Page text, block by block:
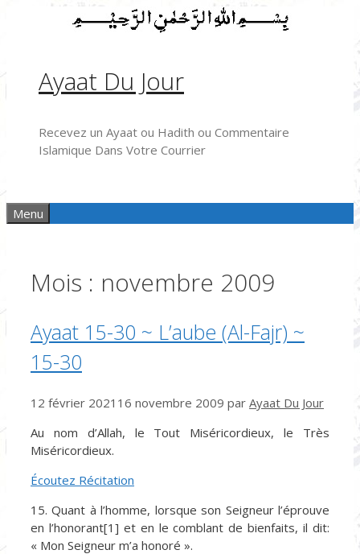
Ayaat Du Jour
Recevez un Ayaat ou Hadith ou Commentaire
Islamique Dans Votre Courrier
Menu
Mois : novembre 2009
Ayaat 15-30 ~ L’aube (Al-Fajr) ~
15-30
12 février 2021 16 novembre 2009 par Ayaat Du Jour
Au nom d’Allah, le Tout Miséricordieux, le Très
Miséricordieux.
Écoutez Récitation
15. Quant à l’homme, lorsque son Seigneur l’éprouve
en l’honorant[1] et en le comblant de bienfaits, il dit:
« Mon Seigneur m’a honoré ».